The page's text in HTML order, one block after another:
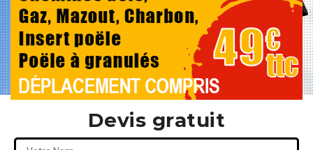
Devis gratuit